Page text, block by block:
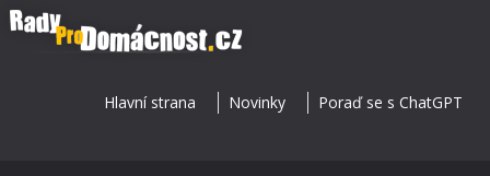
Hlavní strana Novinky Poraď se s ChatGPT